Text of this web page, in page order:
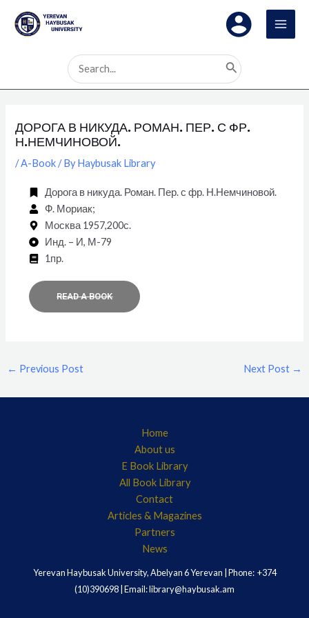
content
Search
for:
ДОРОГА В НИКУДА. РОМАН. ПЕР. С ФР.
Н.НЕМЧИНОВОЙ.
/A-Book/ ByHaybusak Library
Дорога в никуда. Роман. Пер. с фр. Н.Немчиновой.
Ф. Мориак;
Москва 1957,200с.
Инд. – И, М-79
1пр.
READ A BOOK
navigation
← Previous Post Next Post →
Home
About us
E Book Library
All Book Library
Contact
Articles & Magazines
Partners
News
Yerevan Haybusak University, Abelyan 6 Yerevan | Phone: +374
(10)390698 | Email: library@haybusak.am